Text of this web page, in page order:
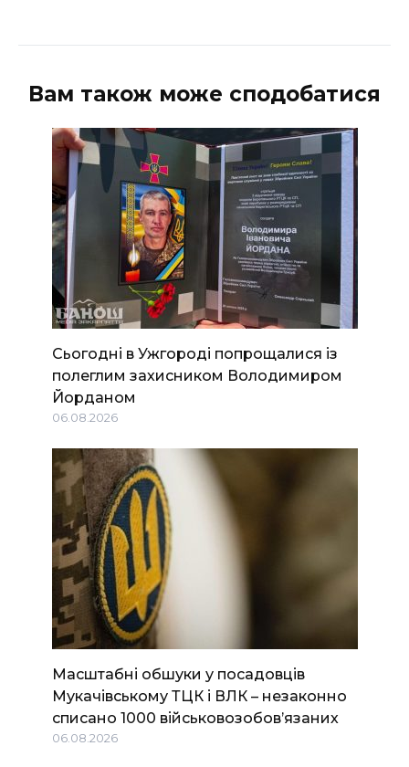
Вам також може сподобатися
Сьогодні в Ужгороді попрощалися із
полеглим захисником Володимиром
Йорданом
06.08.2026
Масштабні обшуки у посадовців
Мукачівському ТЦК і ВЛК – незаконно
списано 1000 військовозобов’язаних
06.08.2026